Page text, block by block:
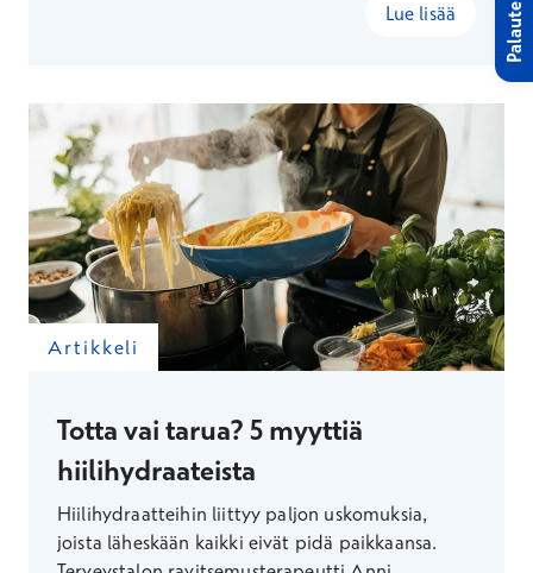
Lue lisää
Artikkeli
Totta vai tarua? 5 myyttiä
hiilihydraateista
Hiilihydraatteihin liittyy paljon uskomuksia,
joista läheskään kaikki eivät pidä paikkaansa.
Palaute